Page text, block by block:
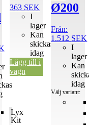
Lyx
Kit
363 SEK
I
lager
Kan
skickas
idag
Lägg till i
vagn
Ø200
Från:
1.512 SEK
I
lager
Kan
idag
Välj variant: